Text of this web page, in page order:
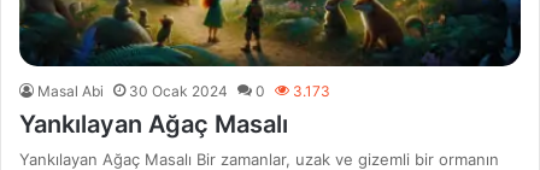
Masal Abi 30 Ocak 2024 0 3.173
Yankılayan Ağaç Masalı
Yankılayan Ağaç Masalı Bir zamanlar, uzak ve gizemli bir ormanın